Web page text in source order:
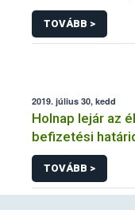
TOVÁBB >
2019. július 30, kedd
Holnap lejár az
befizetési
TOVÁBB >